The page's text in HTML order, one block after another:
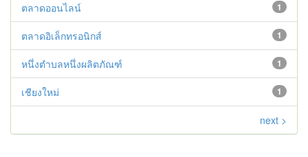
1
ตลาดออนไลน์
1
ตลาดอิเล็กทรอนิกส์
1
หนึ่งตำบลหนึ่งผลิตภัณฑ์
1
เชียงใหม่
next >